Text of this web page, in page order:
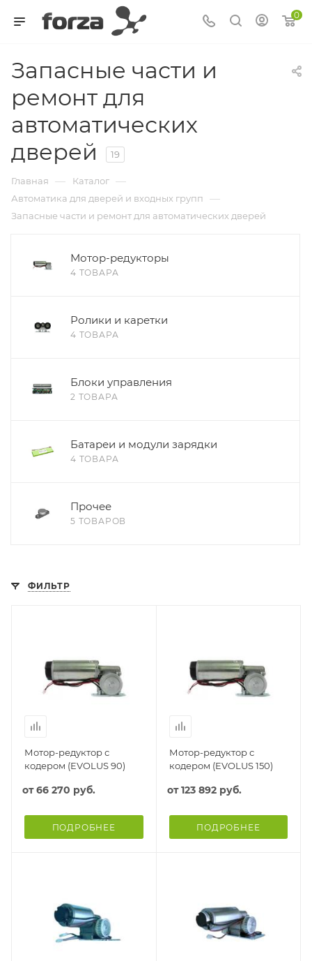
0
Запасные части и
ремонт для
автоматических
дверей
19
Главная — Каталог —
Автоматика для дверей и входных групп —
Запасные части и ремонт для автоматических дверей
Мотор-редукторы
4 ТОВАРА
Ролики и каретки
4 ТОВАРА
Блоки управления
2 ТОВАРА
Батареи и модули зарядки
4 ТОВАРА
Прочее
5 ТОВАРОВ
ФИЛЬТР
Мотор-редуктор с
кодером (EVOLUS 90)
от66 270 руб.
ПОДРОБНЕЕ
Мотор-редуктор с
кодером (EVOLUS 150)
от123 892 руб.
ПОДРОБНЕЕ